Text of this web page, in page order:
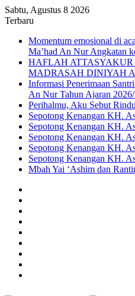
Sabtu, Agustus 8 2026
Terbaru
Momentum emosional di
Ma’had An Nur Angkatan
HAFLAH
MADRASAH DINIYAH
Informasi Penerimaan
An Nur Tahun Ajaran
Perihalmu, Aku Sebut Rindu
Sepotong Kenangan KH.
Sepotong Kenangan KH.
Sepotong Kenangan KH.
Sepotong Kenangan KH.
Sepotong Kenangan KH.
Mbah Yai ‘Ashim dan